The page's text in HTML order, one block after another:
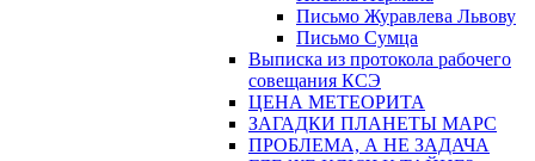
Письмо Журавлева Львову
Письмо Сумца
Выписка из протокола рабочего
совещания КСЭ
ЦЕНА МЕТЕОРИТА
ЗАГАДКИ ПЛАНЕТЫ МАРС
ПРОБЛЕМА, А НЕ ЗАДАЧА